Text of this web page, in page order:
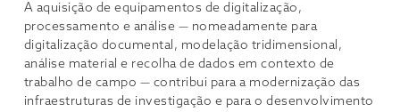
A aquisição de equipamentos de digitalização,
processamento e análise — nomeadamente para
digitalização documental, modelação tridimensional,
análise material e recolha de dados em contexto de
trabalho de campo — contribui para a modernização das
infraestruturas de investigação e para o desenvolvimento